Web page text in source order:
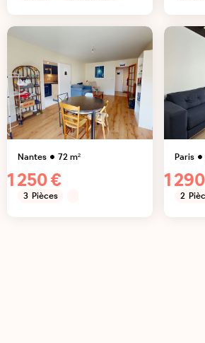
Nantes 72m²
1 250 €
3 Pièces
Paris
1
2